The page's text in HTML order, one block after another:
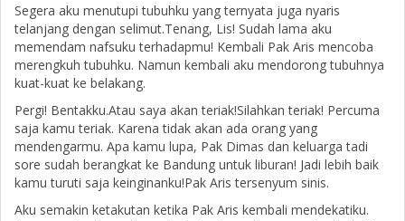
Segera aku menutupi tubuhku yang ternyata juga nyaris
telanjang dengan selimut.Tenang, Lis! Sudah lama aku
memendam nafsuku terhadapmu! Kembali Pak Aris mencoba
merengkuh tubuhku. Namun kembali aku mendorong tubuhnya
kuat-kuat ke belakang.
Pergi! Bentakku.Atau saya akan teriak!Silahkan teriak! Percuma
saja kamu teriak. Karena tidak akan ada orang yang
mendengarmu. Apa kamu lupa, Pak Dimas dan keluarga tadi
sore sudah berangkat ke Bandung untuk liburan! Jadi lebih baik
kamu turuti saja keinginanku!Pak Aris tersenyum sinis.
Aku semakin ketakutan ketika Pak Aris kembali mendekatiku.